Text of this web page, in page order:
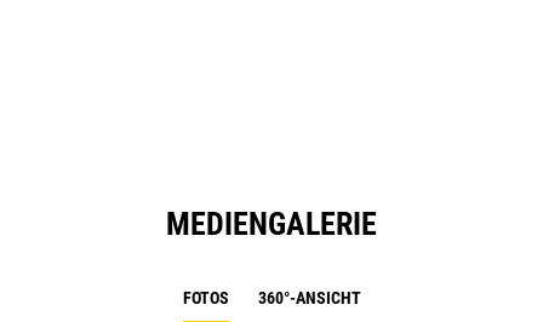
MEDIENGALERIE
FOTOS 360°-ANSICHT